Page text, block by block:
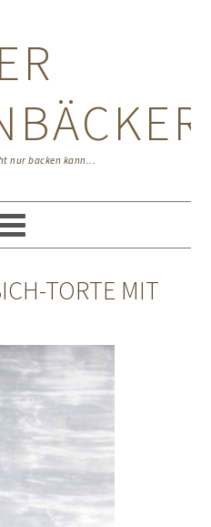
nur backen kann...
TORTE MIT